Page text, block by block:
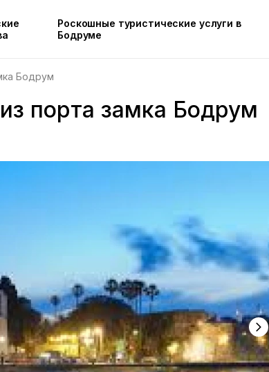
Роскошные туристические услуги в
Бодруме
Бодрум
порта замка Бодрум